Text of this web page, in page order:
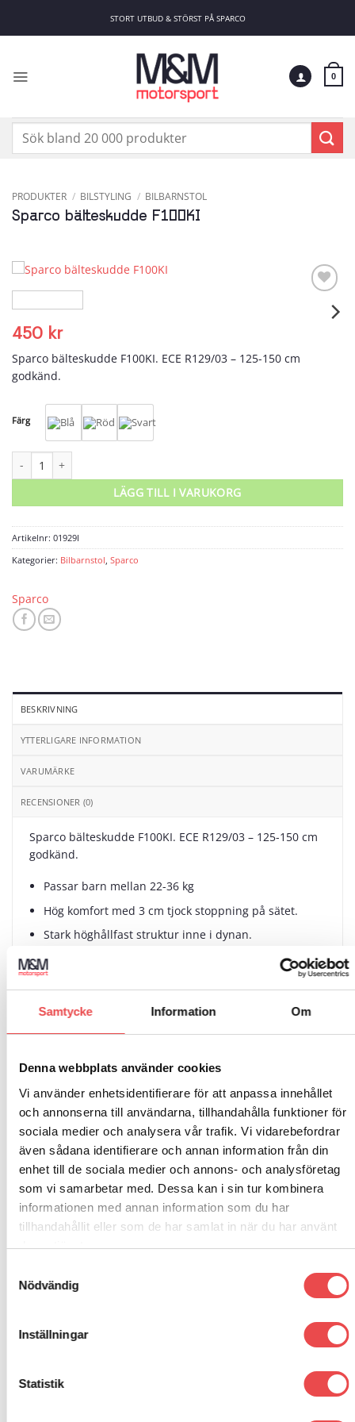
Samtycke Information Om
Denna webbplats använder cookies
Vi använder enhetsidentifierare för att anpassa innehållet
och annonserna till användarna, tillhandahålla funktioner för
sociala medier och analysera vår trafik. Vi vidarebefordrar
även sådana identifierare och annan information från din
enhet till de sociala medier och annons- och analysföretag
som vi samarbetar med. Dessa kan i sin tur kombinera
informationen med annan information som du har
tillhandahållit eller som de har samlat in när du har använt
deras tjänster.
Nödvändig
Inställningar
Statistik
STORT UTBUD & STÖRST PÅ SPARCO
0
Sök
Add to
wishlist
PRODUKTER / BILSTYLING / BILBARNSTOL
Sparco bälteskudde F100KI
450 kr
Sparco bälteskudde F100KI. ECE R129/03 – 125-150 cm
godkänd.
Färg
LÄGG TILL I VARUKORG
Artikelnr: 01929I
Kategorier: Bilbarnstol Sparco
Sparco
BESKRIVNING
YTTERLIGARE INFORMATION
VARUMÄRKE
RECENSIONER (0)
Sparco bälteskudde F100KI. ECE R129/03 – 125-150 cm
godkänd.
Passar barn mellan 22-36 kg
Hög komfort med 3 cm tjock stoppning på sätet.
Stark höghållfast struktur inne i dynan.
wishlist
Art.nr: 001487
Balaklava RW-4
495
VÄLJ ALTERNATIV
har
olika
väljas
wishlist
Art.nr: 001317
Mekanikerhandskar R-Meca